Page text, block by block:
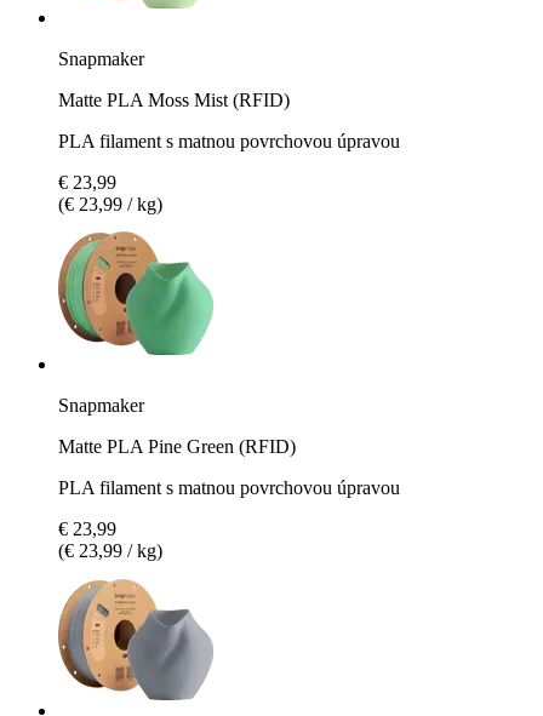
Snapmaker
Matte PLA Moss Mist (RFID)
PLA filament s matnou povrchovou úpravou
€ 23,99
(€ 23,99 / kg)
Snapmaker
Matte PLA Pine Green (RFID)
PLA filament s matnou povrchovou úpravou
€ 23,99
(€ 23,99 / kg)